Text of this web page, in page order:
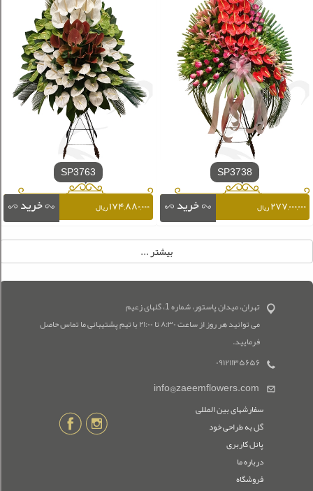
SP3738
۲۷۷,۰۰۰,۰۰۰ریال
SP3763
۱۷۴,۸۸۰,۰۰۰ریال
تهران، میدان پاستور، شماره 1، گلهای زعیم
می توانید هر روز از ساعت ۸:۳۰ تا ۲۱:۰۰ با تیم پشتیبانی ما تماس حاصل
فرمایید.
۰۹۱۲۱۱۳۵۶۵۶
info@zaeemflowers.com
سفارشهای بین المللی
گل به طراحی خود
پانل کاربری
درباره ما
فروشگاه